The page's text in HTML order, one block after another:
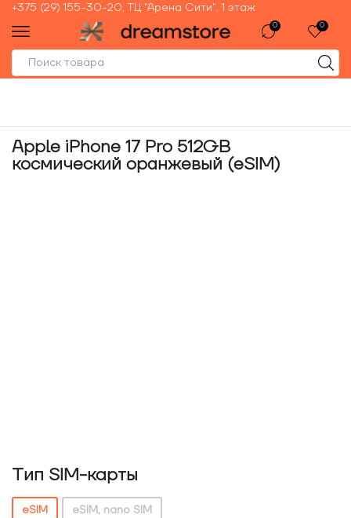
+375 (29) 155-30-20, ТЦ "Арена Сити", 1 этаж
0 0
Apple iPhone 17 Pro 512GB
космический оранжевый (eSIM)
Тип SIM-карты
eSIM eSIM, nano SIM